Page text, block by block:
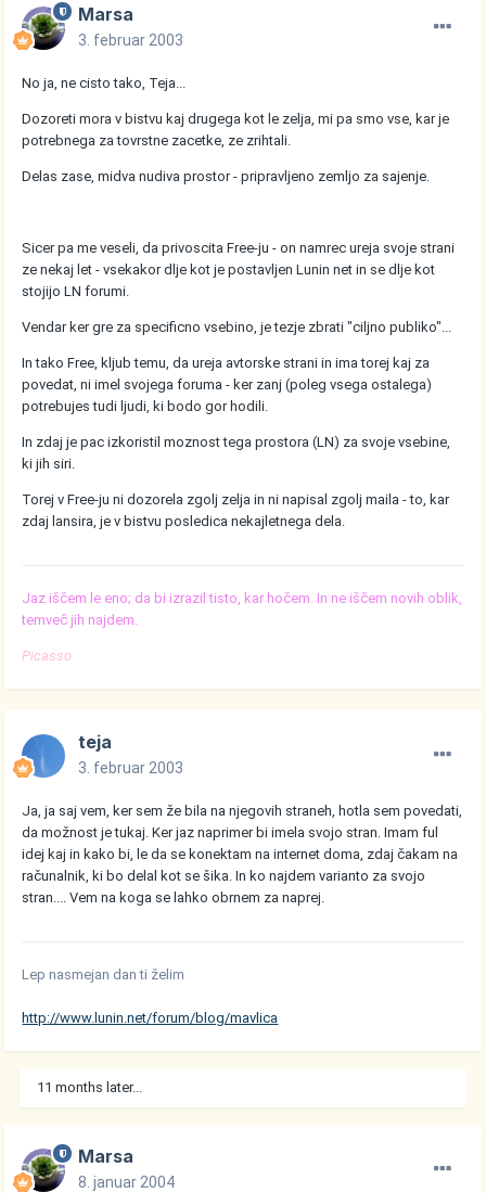
Marsa
3. februar 2003
No ja, ne cisto tako, Teja...
Dozoreti mora v bistvu kaj drugega kot le zelja, mi pa smo vse, kar je
potrebnega za tovrstne zacetke, ze zrihtali.
Delas zase, midva nudiva prostor - pripravljeno zemljo za sajenje.
Sicer pa me veseli, da privoscita Free-ju - on namrec ureja svoje strani
ze nekaj let - vsekakor dlje kot je postavljen Lunin net in se dlje kot
stojijo LN forumi.
Vendar ker gre za specificno vsebino, je tezje zbrati "ciljno publiko"...
In tako Free, kljub temu, da ureja avtorske strani in ima torej kaj za
povedat, ni imel svojega foruma - ker zanj (poleg vsega ostalega)
potrebujes tudi ljudi, ki bodo gor hodili.
In zdaj je pac izkoristil moznost tega prostora (LN) za svoje vsebine,
ki jih siri.
Torej v Free-ju ni dozorela zgolj zelja in ni napisal zgolj maila - to, kar
zdaj lansira, je v bistvu posledica nekajletnega dela.
Jaz iščem le eno; da bi izrazil tisto, kar hočem. In ne iščem novih oblik,
temveč jih najdem.
Picasso
teja
3. februar 2003
Ja, ja saj vem, ker sem že bila na njegovih straneh, hotla sem povedati,
da možnost je tukaj. Ker jaz naprimer bi imela svojo stran. Imam ful
idej kaj in kako bi, le da se konektam na internet doma, zdaj čakam na
računalnik, ki bo delal kot se šika. In ko najdem varianto za svojo
stran.... Vem na koga se lahko obrnem za naprej.
Lep nasmejan dan ti želim
http://www.lunin.net/forum/blog/mavlica
11 months later...
Marsa
8. januar 2004